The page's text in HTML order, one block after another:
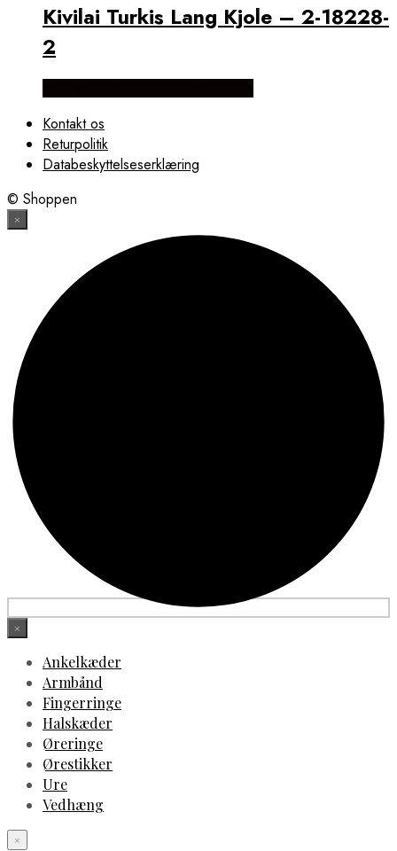
Kivilai Turkis Lang Kjole – 2-18228-
2
Kontakt os
Returpolitik
Databeskyttelseserklæring
© Shoppen
×
×
Ankelkæder
Armbånd
Fingerringe
Halskæder
Øreringe
Ørestikker
Ure
Vedhæng
×